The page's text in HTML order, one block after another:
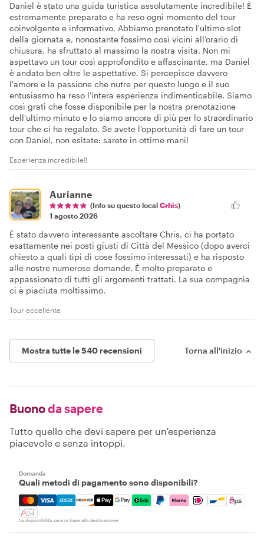
Daniel è stato una guida turistica assolutamente incredibile! È
estremamente preparato e ha reso ogni momento del tour
coinvolgente e informativo. Abbiamo prenotato l'ultimo slot
della giornata e, nonostante fossimo così vicini all'orario di
chiusura, ha sfruttato al massimo la nostra visita. Non mi
aspettavo un tour così approfondito e affascinante, ma Daniel
è andato ben oltre le aspettative. Si percepisce davvero
l'amore e la passione che nutre per questo luogo e il suo
entusiasmo ha reso l'intera esperienza indimenticabile. Siamo
così grati che fosse disponibile per la nostra prenotazione
dell'ultimo minuto e lo siamo ancora di più per lo straordinario
tour che ci ha regalato. Se avete l'opportunità di fare un tour
con Daniel, non esitate: sarete in ottime mani!
Esperienza incredibile!!
Aurianne
(Info su questo local Crhis)
1 agosto 2026
È stato davvero interessante ascoltare Chris, ci ha portato
esattamente nei posti giusti di Città del Messico (dopo averci
chiesto a quali tipi di cose fossimo interessati) e ha risposto
alle nostre numerose domande. È molto preparato e
appassionato di tutti gli argomenti trattati. La sua compagnia
ci è piaciuta moltissimo.
Tour eccellente
Mostra tutte le 540 recensioni Torna all'inizio
Buonoda sapere
Tutto quello che devi sapere per un'esperienza
piacevole e senza intoppi.
Domanda
Quali metodi di pagamento sono disponibili?
Mastercard, Visa, Amex, Discover, Apple Pay, Google
La disponibilità varia in base alla destinazione